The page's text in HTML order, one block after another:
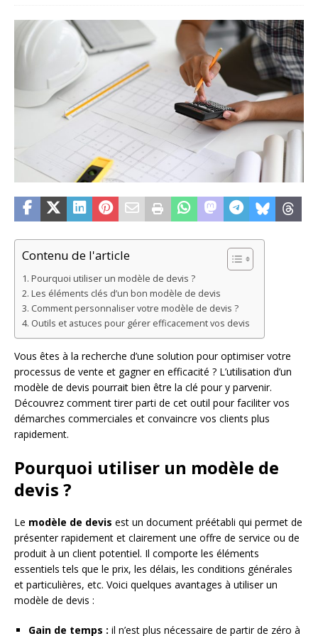
Contenu de l'article
Pourquoi utiliser un modèle de devis ?
Les éléments clés d’un bon modèle de devis
Comment personnaliser votre modèle de devis ?
Outils et astuces pour gérer efficacement vos devis
Vous êtes à la recherche d’une solution pour optimiser votre
processus de vente et gagner en efficacité ? L’utilisation d’un
modèle de devis pourrait bien être la clé pour y parvenir.
Découvrez comment tirer parti de cet outil pour faciliter vos
démarches commerciales et convaincre vos clients plus
rapidement.
Pourquoi utiliser un modèle de
devis ?
Le modèle de devis est un document préétabli qui permet de
présenter rapidement et clairement une offre de service ou de
produit à un client potentiel. Il comporte les éléments
essentiels tels que le prix, les délais, les conditions générales
et particulières, etc. Voici quelques avantages à utiliser un
modèle de devis :
Gain de temps : il n’est plus nécessaire de partir de zéro à